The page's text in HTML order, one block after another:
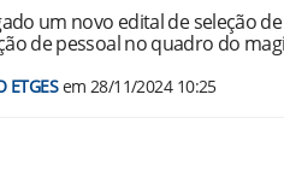
um novo edital de seleção
de pessoal no quadro do
ETGESem 28/11/2024 10:25